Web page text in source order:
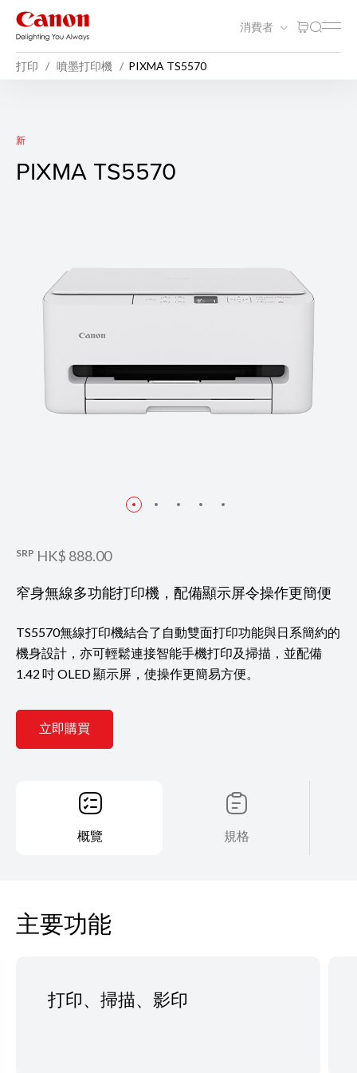
消費者
打印 噴墨打印機 PIXMA TS5570
PIXMA TS5570
新
PIXMA TS5570
SRP HK$ 888.00
窄身無線多功能打印機，配備顯示屏令操作更簡便
TS5570無線打印機結合了自動雙面打印功能與日系簡約的
機身設計，亦可輕鬆連接智能手機打印及掃描，並配備
1.42 吋 OLED 顯示屏，使操作更簡易方便。
立即購買
概覽 規格
主要功能
打印、掃描、影印